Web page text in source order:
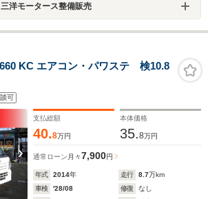
洋モータース整備販売
KC エアコン・パワステ 検10.8
可
支払総額
40.8万円
本体価格
35.8万円
通常ローン 月々7,900円
年式 2014年 走行 8.7万km
車検
'28/08 修復
なし